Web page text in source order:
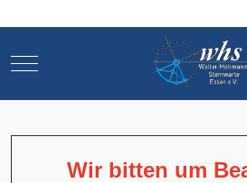
Mobile Menu Toggle
Wir bitten um